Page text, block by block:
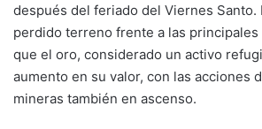
después del feriado del Viernes Santo.
perdido terreno frente a las principales
que el oro, considerado un activo
aumento en su valor, con las acciones
mineras también en ascenso.